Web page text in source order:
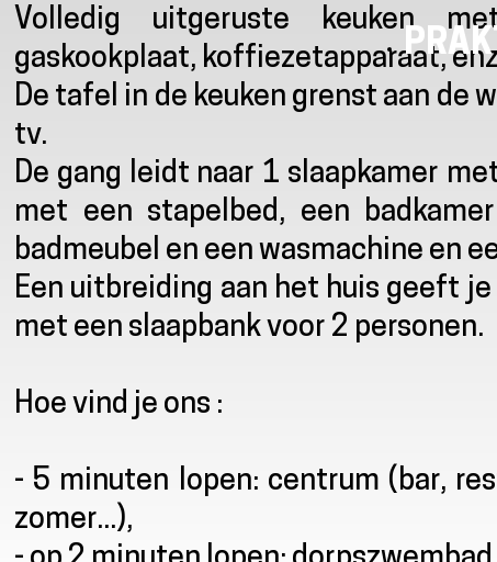
Volledig uitgeruste keuken
gaskookplaat, koffiezetapparaat,
De tafel in de keuken grenst aan de
tv.
De gang leidt naar 1 slaapkamer
met een stapelbed, een
badmeubel en een wasmachine en
Een uitbreiding aan het huis geeft
met een slaapbank voor 2 personen.
Hoe vind je ons :
- 5 minuten lopen: centrum (bar,
zomer...),